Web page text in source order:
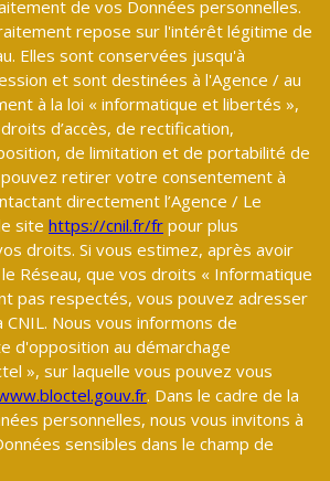
de vos Données personnelles.
repose sur l'intérêt légitime de
Elles sont conservées jusqu'à
et sont destinées à l'Agence / au
à la loi « informatique et libertés »,
d’accès, de rectification,
de limitation et de portabilité de
retirer votre consentement à
directement l’Agence / Le
site https://cnil.fr/fr pour plus
droits. Si vous estimez, après avoir
Réseau, que vos droits « Informatique
pas respectés, vous pouvez adresser
CNIL. Nous vous informons de
d'opposition au démarchage
», sur laquelle vous pouvez vous
. Dans le cadre de la
personnelles, nous vous invitons à
sensibles dans le champ de